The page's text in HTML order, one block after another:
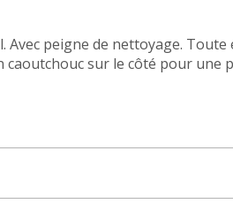
peigne de nettoyage. Toute
caoutchouc sur le côté pour une